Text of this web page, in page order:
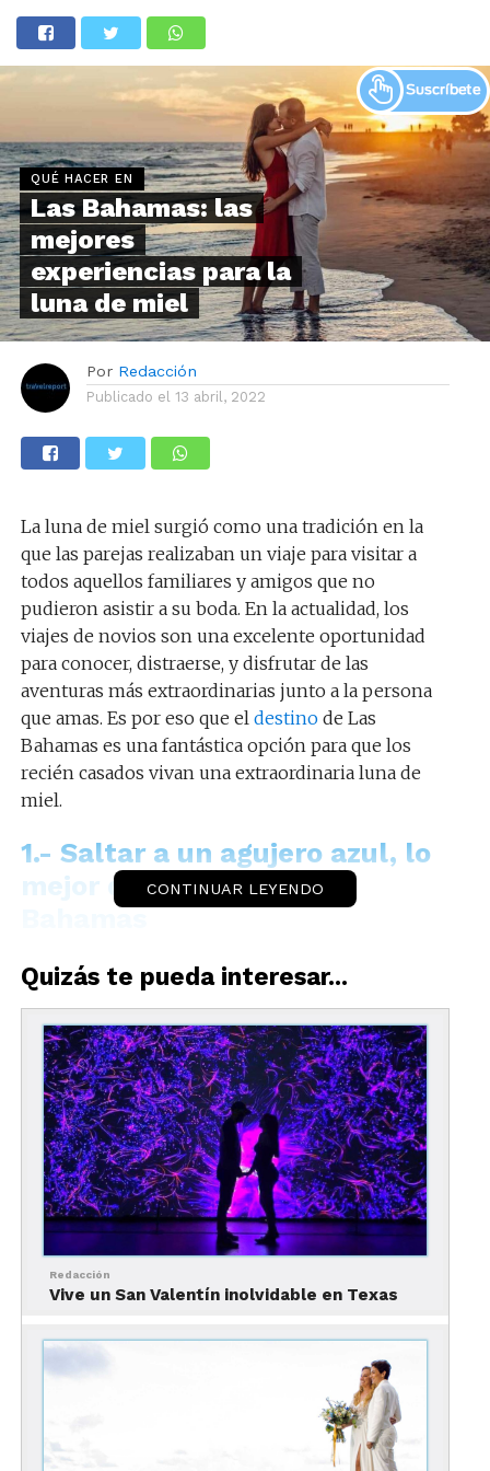
QUÉ HACER EN
Las Bahamas: las
mejores
experiencias para la
luna de miel
Por Redacción
Publicado el 13 abril, 2022
La luna de miel surgió como una tradición en la
que las parejas realizaban un viaje para visitar a
todos aquellos familiares y amigos que no
pudieron asistir a su boda. En la actualidad, los
viajes de novios son una excelente oportunidad
para conocer, distraerse, y disfrutar de las
aventuras más extraordinarias junto a la persona
que amas. Es por eso que el destinode Las
Bahamas es una fantástica opción para que los
recién casados vivan una extraordinaria luna de
miel.
1.- Saltar a un agujero azul, lo
mejor que hacer en Las
Bahamas
Las Bahamas es el hogar de miles de agujeros
azules, también conocidos como sumideros o
cuevas submarinas. Y, aunque es imposible
conocerlos todos en un viaje, sumergirse en un
agujero azul es una de las experiencias que todas
las parejas que visitan Las Bahamas para su luna
de miel tienen que vivir.
¿Dónde? Varias de las Out Islands de Las Bahamas
albergan algunas de las cuevas submarinas más
CONTINUAR LEYENDO
Quizás te pueda interesar...
Redacción
Vive un San Valentín inolvidable en Texas